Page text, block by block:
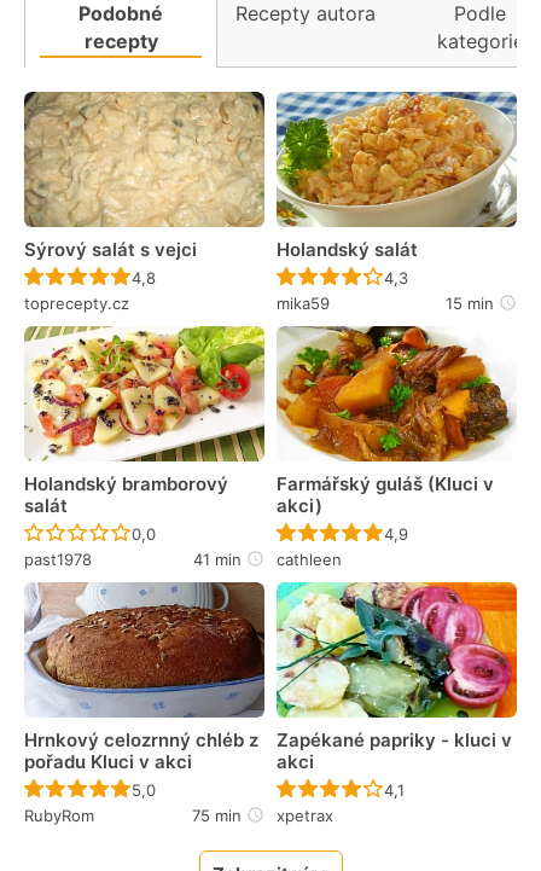
Podobné
recepty
Recepty autora
Podle
kategorie
Sýrový salát s vejci
Recept ještě nebyl hodnocen
4,8
toprecepty.cz
Holandský salát
Recept ještě nebyl
4,3
mika59
15 min
Holandský bramborový
salát
Recept ještě nebyl hodnocen
0,0
past1978
41 min
Farmářský guláš (Kluci v
akci)
Recept ještě nebyl
4,9
cathleen
Hrnkový celozrnný chléb z
pořadu Kluci v akci
Recept ještě nebyl hodnocen
5,0
RubyRom
75 min
Zapékané papriky - kluci v
akci
Recept ještě nebyl
4,1
xpetrax